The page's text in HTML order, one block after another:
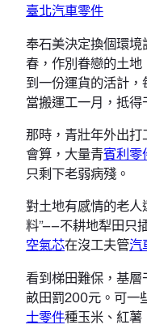
臺北汽車零件
奉石美決定換個環境
春，作別眷戀的土地
到一份運貨的活計，
當搬運工一月，抵得
那時，青壯年外出
會算，大量青賓利零
只剩下老弱病殘。
對土地有感情的老
料”——不耕地犁田只
空氣芯在沒工夫管汽
看到梯田難保，基
畝田罰200元。可一
士零件種玉米、紅薯